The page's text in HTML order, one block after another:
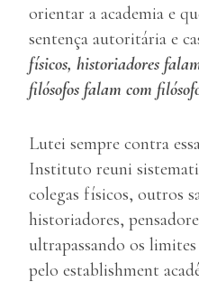
orientar a academia e
sentença autoritária e
físicos, historiadores
filósofos falam com
Lutei sempre contra
Instituto reuni
colegas físicos, outros
historiadores,
ultrapassando os
pelo establishment